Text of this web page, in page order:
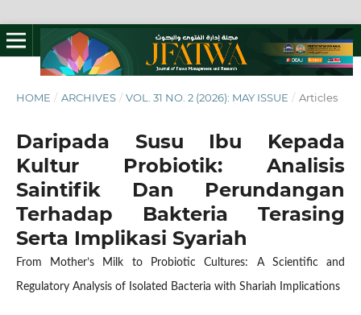
HOME / ARCHIVES / VOL. 31 NO. 2 (2026): MAY ISSUE / Articles
Daripada Susu Ibu Kepada
Kultur Probiotik: Analisis
Saintifik Dan Perundangan
Terhadap Bakteria Terasing
Serta Implikasi Syariah
From Mother’s Milk to Probiotic Cultures: A Scientific and
Regulatory Analysis of Isolated Bacteria with Shariah Implications